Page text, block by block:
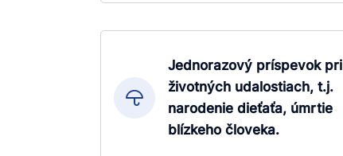
Jednorazový príspevok pri
životných udalostiach, t.j.
narodenie dieťaťa, úmrtie
blízkeho človeka.